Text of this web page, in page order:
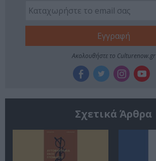
Ακολουθήστε το Culturenow.gr
Σχετικά Άρθρα